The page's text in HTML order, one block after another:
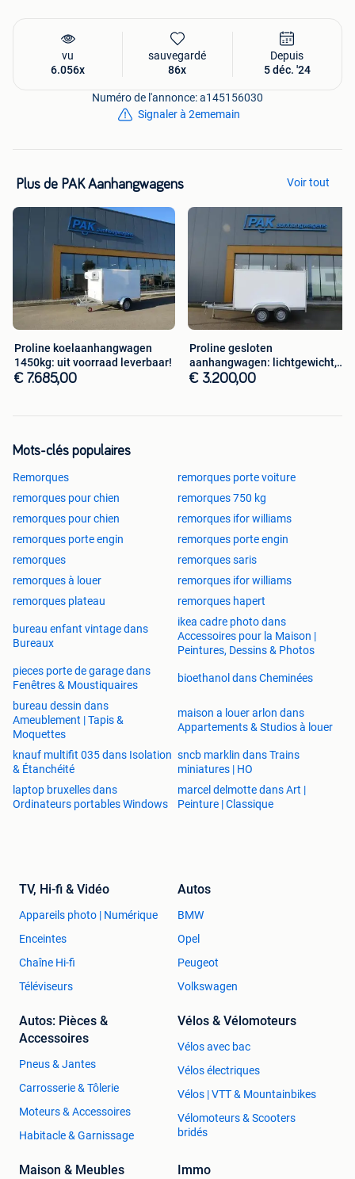
4423 PD Schore
E-mail: info@pak-aanhangwagens.nl
www.pak-aanhangwagens.nl
Onze openingstijden:
Maandag t/m vrijdag van 07.30 tot 17.30uur
Zaterdag van 08.00 tot 12.00 uur
Zondag gesloten
vu
6.056x
sauvegardé
86x
Depuis
5 déc. '24
Numéro de l'annonce: a145156030
Signaler à 2ememain
Plus de PAK Aanhangwagens Voir tout
Proline koelaanhangwagen
1450kg: uit voorraad leverbaar!
€ 7.685,00
Proline gesloten
aanhangwagen: lichtgewicht,
meer lading!
€ 3.200,00
Mots-clés populaires
Remorques
remorques porte voiture
remorques pour chien
remorques 750 kg
remorques pour chien
remorques ifor williams
remorques porte engin
remorques porte engin
remorques
remorques saris
remorques à louer
remorques ifor williams
remorques plateau
remorques hapert
bureau enfant vintage dans
Bureaux
ikea cadre photo dans
Accessoires pour la Maison |
Peintures, Dessins & Photos
pieces porte de garage dans
Fenêtres & Moustiquaires
bioethanol dans Cheminées
bureau dessin dans
Ameublement | Tapis &
Moquettes
maison a louer arlon dans
Appartements & Studios à louer
knauf multifit 035 dans Isolation
& Étanchéité
sncb marklin dans Trains
miniatures | HO
laptop bruxelles dans
Ordinateurs portables Windows
marcel delmotte dans Art |
Peinture | Classique
TV, Hi-fi & Vidéo
Appareils photo | Numérique
Enceintes
Chaîne Hi-fi
Téléviseurs
Autos
BMW
Opel
Peugeot
Volkswagen
Autos: Pièces &
Accessoires
Pneus & Jantes
Carrosserie & Tôlerie
Moteurs & Accessoires
Habitacle & Garnissage
Vélos & Vélomoteurs
Vélos avec bac
Vélos électriques
Vélos | VTT & Mountainbikes
Vélomoteurs & Scooters
bridés
Maison & Meubles Immo